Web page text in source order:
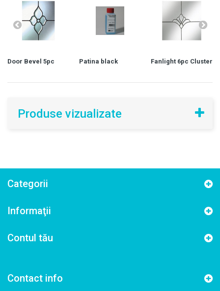
Door Bevel 5pc Patina black Fanlight 6pc Cluster
Produse vizualizate
Categorii
Informaţii
Contul tău
Contact info